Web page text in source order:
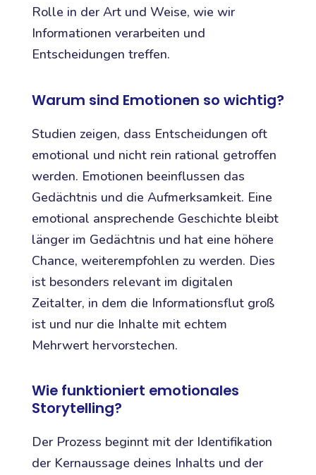
Rolle in der Art und Weise, wie wir
Informationen verarbeiten und
Entscheidungen treffen.
Warum sind Emotionen so wichtig?
Studien zeigen, dass Entscheidungen oft
emotional und nicht rein rational getroffen
werden. Emotionen beeinflussen das
Gedächtnis und die Aufmerksamkeit. Eine
emotional ansprechende Geschichte bleibt
länger im Gedächtnis und hat eine höhere
Chance, weiterempfohlen zu werden. Dies
ist besonders relevant im digitalen
Zeitalter, in dem die Informationsflut groß
ist und nur die Inhalte mit echtem
Mehrwert hervorstechen.
Wie funktioniert emotionales
Storytelling?
Der Prozess beginnt mit der Identifikation
der Kernaussage deines Inhalts und der